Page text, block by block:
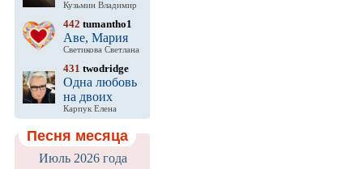
Кузьмин Владимир
442 tumantho1
Аве, Мария
Светикова Светлана
431 twodridge
Одна любовь
на двоих
Карпук Елена
Песня месяца
Июль 2026 года